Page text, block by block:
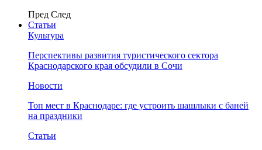
Пред След
Статьи
Культура
Перспективы развития туристического сектора
Краснодарского края обсудили в Сочи
Новости
Топ мест в Краснодаре: где устроить шашлыки с баней
на праздники
Статьи